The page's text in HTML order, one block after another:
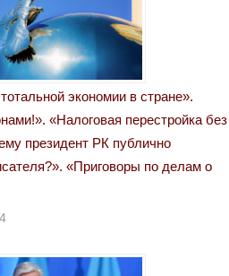
экономии в стране».
«Налоговая перестройка без
президент РК публично
«Приговоры по делам о